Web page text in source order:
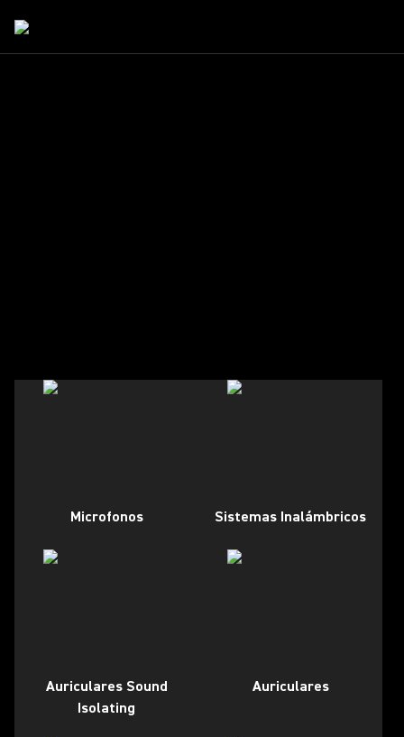
Microfonos Sistemas Inalámbricos
Auriculares Sound
Isolating
Auriculares